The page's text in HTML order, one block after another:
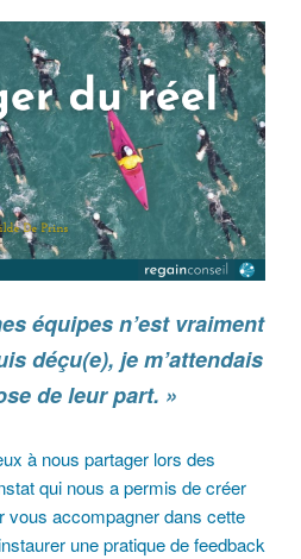
équipes n’est vraiment
déçu(e), je m’attendais
de leur part. »
à nous partager lors des
qui nous a permis de créer
vous accompagner dans cette
une pratique de feedback